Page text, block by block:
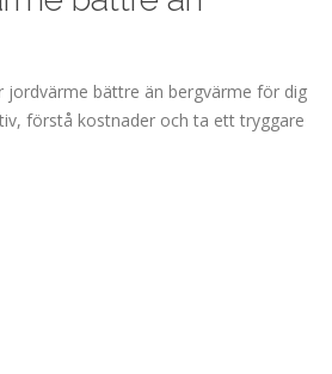
jordvärme bättre än bergvärme för dig
förstå kostnader och ta ett tryggare